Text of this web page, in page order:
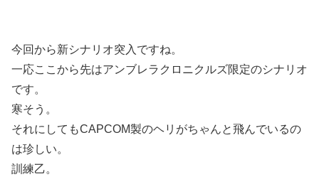
今回から新シナリオ突入ですね。
一応ここから先はアンブレラクロニクルズ限定のシナリオ
です。
寒そう。
それにしてもCAPCOM製のヘリがちゃんと飛んでいるの
は珍しい。
訓練乙。